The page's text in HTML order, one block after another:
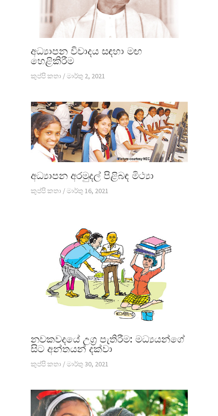
අධ්‍යාපන විවාදය සඳහා මඟ
හෙළිකිරීම
කුප්පි කතා /මාර්තු 2, 2021
අධ්‍යාපන අරමුදල් පිළිබඳ මිථ්‍යා
කුප්පි කතා /මාර්තු 16, 2021
නවකවදයේ උග්‍ර පැතිරීම: මධ්‍යයන්ගේ
සිට අන්තයන් දක්වා
කුප්පි කතා /මාර්තු 30, 2021